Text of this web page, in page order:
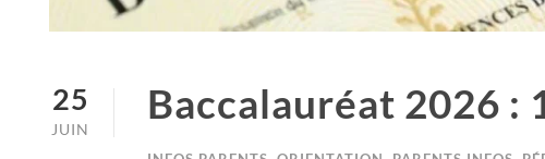
25
JUIN
Baccalauréat 2026 :